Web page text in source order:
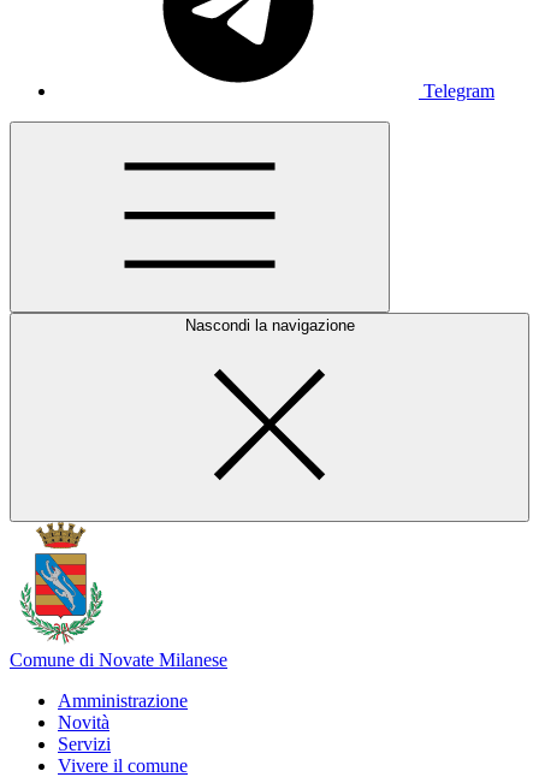
Telegram
Nascondi la navigazione
Comune di Novate Milanese
Amministrazione
Novità
Servizi
Vivere il comune